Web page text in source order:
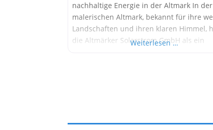
nachhaltige Energie in der Altmark In der
malerischen Altmark, bekannt für ihre
Landschaften und ihren klaren Himmel,
die Altmärker Solarstrom GmbH als ein
Weiterlesen …